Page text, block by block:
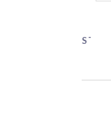
START